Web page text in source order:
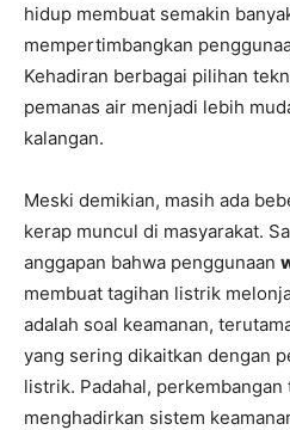
hidup membuat semakin
mempertimbangkan
Kehadiran berbagai pilihan
pemanas air menjadi lebih
kalangan.
Meski demikian, masih ada
kerap muncul di masyarakat.
anggapan bahwa penggunaan
membuat tagihan listrik
adalah soal keamanan,
yang sering dikaitkan dengan
listrik. Padahal,
menghadirkan sistem